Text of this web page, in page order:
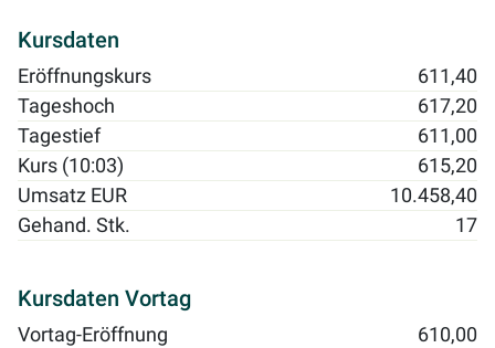
Kursdaten
Eröffnungskurs
611,40
Tageshoch
617,20
Tagestief
611,00
Kurs (10:03)
615,20
Umsatz EUR
10.458,40
Gehand. Stk.
17
Kursdaten Vortag
Vortag-Eröffnung
610,00